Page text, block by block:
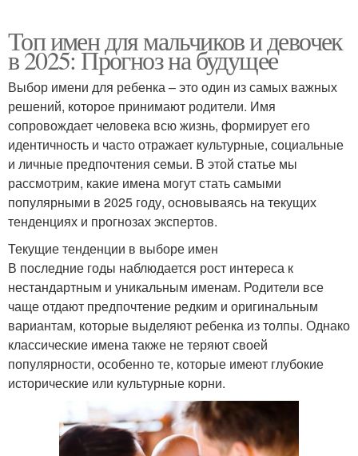
Топ имен для мальчиков и девочек
в 2025: Прогноз на будущее
Выбор имени для ребенка – это один из самых важных
решений, которое принимают родители. Имя
сопровождает человека всю жизнь, формирует его
идентичность и часто отражает культурные, социальные
и личные предпочтения семьи. В этой статье мы
рассмотрим, какие имена могут стать самыми
популярными в 2025 году, основываясь на текущих
тенденциях и прогнозах экспертов.
Текущие тенденции в выборе имен
В последние годы наблюдается рост интереса к
нестандартным и уникальным именам. Родители все
чаще отдают предпочтение редким и оригинальным
вариантам, которые выделяют ребенка из толпы. Однако
классические имена также не теряют своей
популярности, особенно те, которые имеют глубокие
исторические или культурные корни.